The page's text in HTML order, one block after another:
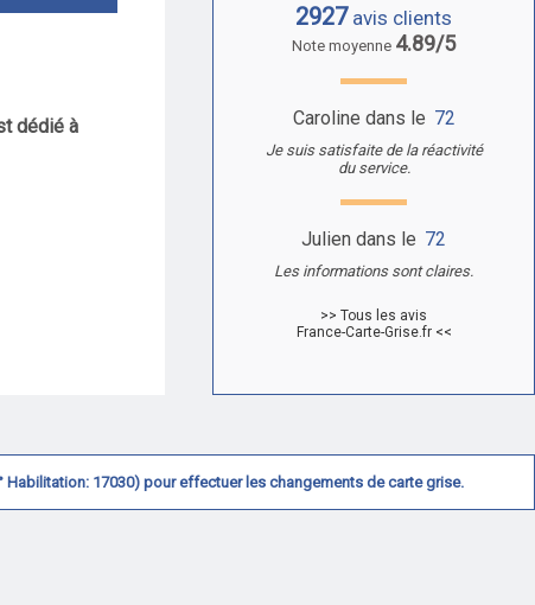
dédié à
2927avis clients
Note moyenne 4.89/5
Caroline dans le 72
Je suis satisfaite de la réactivité
du service.
Julien dans le 72
Les informations sont claires.
>> Tous les avis
France-Carte-Grise.fr <<
Habilitation: 17030) pour effectuer les changements de carte grise.